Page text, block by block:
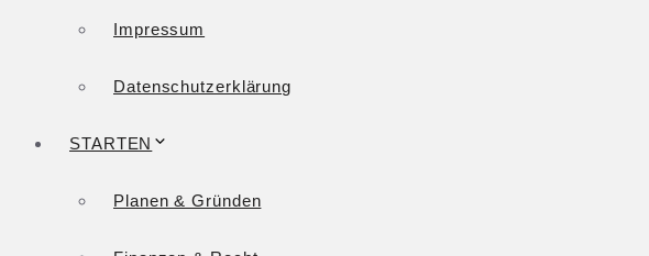
Impressum
Datenschutzerklärung
STARTEN
Planen & Gründen